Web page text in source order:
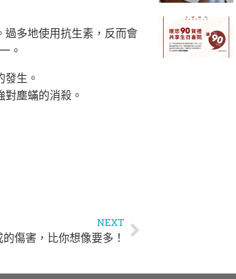
過多地使用抗生素，反而會
。
生。
塵蟎的消殺。
NEXT
傷害，比你想像要多！